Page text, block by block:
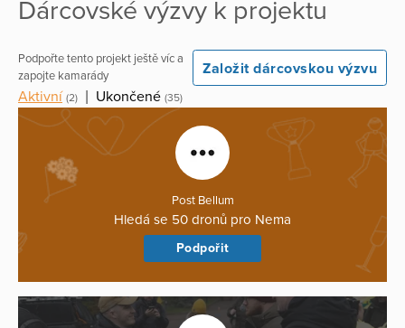
Dárcovské výzvy k projektu
Podpořte tento projekt ještě víc a
zapojte kamarády
Založit dárcovskou výzvu
Aktivní (2) Ukončené (35)
Post Bellum
Hledá se 50 dronů pro Nema
Podpořit